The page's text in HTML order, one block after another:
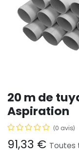
20 m de
Aspiration
(0 avis)
91,33 € Toutes